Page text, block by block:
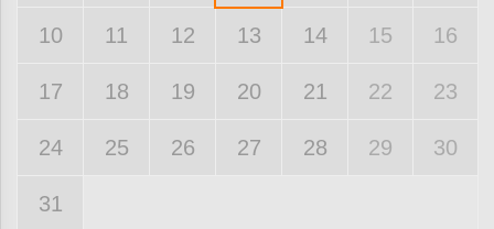
10 11 12 13 14 15 16
17 18 19 20 21 22 23
24 25 26 27 28 29 30
31